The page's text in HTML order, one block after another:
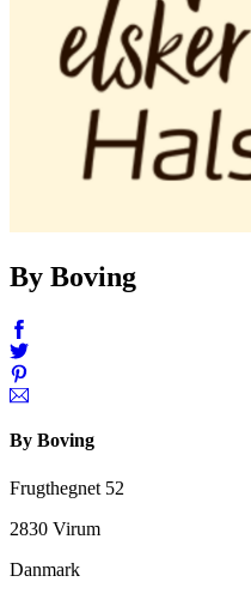
By Boving
By Boving
Frugthegnet 52
2830 Virum
Danmark